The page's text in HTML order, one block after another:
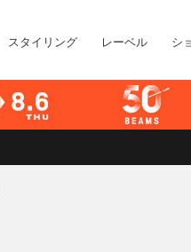
スタイリング レーベル シ